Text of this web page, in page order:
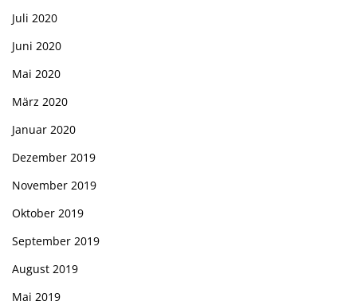
Juli 2020
Juni 2020
Mai 2020
März 2020
Januar 2020
Dezember 2019
November 2019
Oktober 2019
September 2019
August 2019
Mai 2019